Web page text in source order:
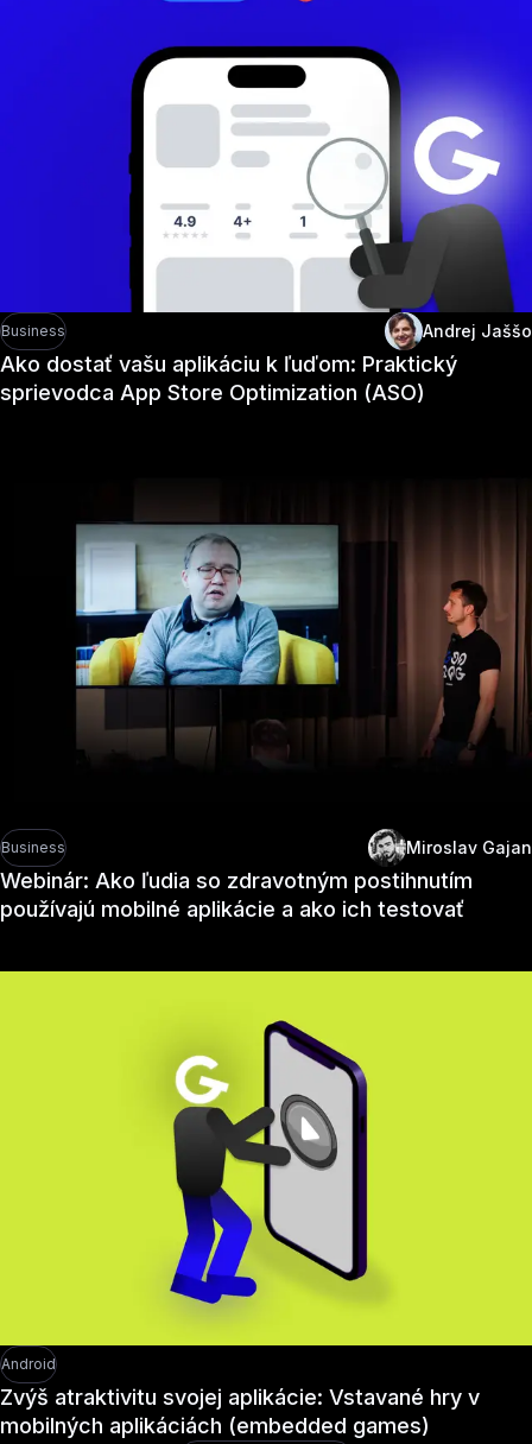
Business Andrej Jaššo
Ako dostať vašu aplikáciu k ľuďom: Praktický
sprievodca App Store Optimization (ASO)
Business Miroslav Gajan
Webinár: Ako ľudia so zdravotným postihnutím
používajú mobilné aplikácie a ako ich testovať
Android
Zvýš atraktivitu svojej aplikácie: Vstavané hry v
mobilných aplikáciách (embedded games)